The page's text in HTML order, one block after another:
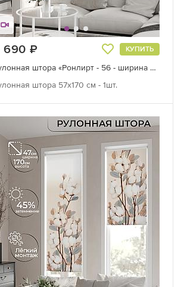
690 КУПИТЬ
Рулонная штора «Ронлирт - 56 - ширина 57 см»
штора 57х170 см - 1шт.